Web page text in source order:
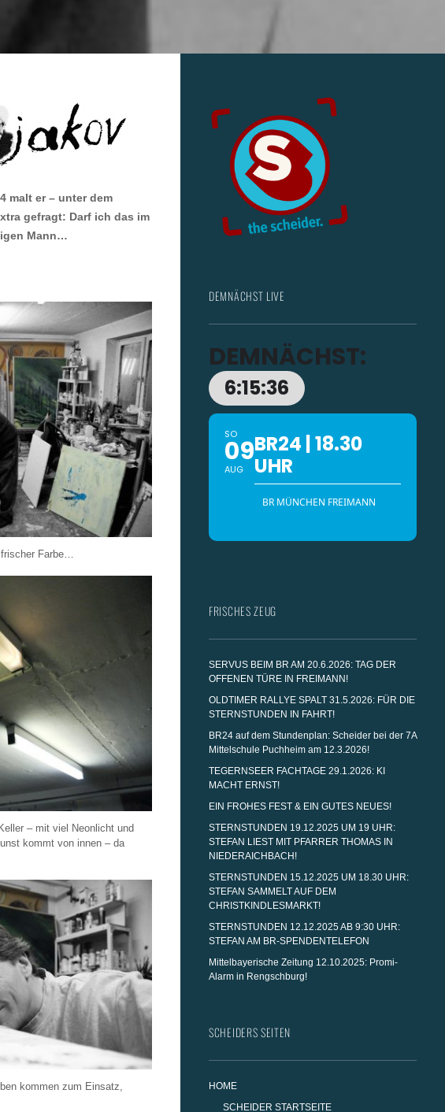
malt er – unter dem
gefragt: Darf ich das im
Mann…
frischer Farbe…
– mit viel Neonlicht und
kommt von innen – da
kommen zum Einsatz,
DEMNÄCHST LIVE
DEMNÄCHST:
6:15:34
SO
09
AUG
BR24 | 18.30
UHR
BR MÜNCHEN FREIMANN
FRISCHES ZEUG
SERVUS BEIM BR AM 20.6.2026: TAG DER
OFFENEN TÜRE IN FREIMANN!
OLDTIMER RALLYE SPALT 31.5.2026: FÜR DIE
STERNSTUNDEN IN FAHRT!
BR24 auf dem Stundenplan: Scheider bei der 7A
Mittelschule Puchheim am 12.3.2026!
TEGERNSEER FACHTAGE 29.1.2026: KI
MACHT ERNST!
EIN FROHES FEST & EIN GUTES NEUES!
STERNSTUNDEN 19.12.2025 UM 19 UHR:
STEFAN LIEST MIT PFARRER THOMAS IN
NIEDERAICHBACH!
STERNSTUNDEN 15.12.2025 UM 18.30 UHR:
STEFAN SAMMELT AUF DEM
CHRISTKINDLESMARKT!
STERNSTUNDEN 12.12.2025 AB 9:30 UHR:
STEFAN AM BR-SPENDENTELEFON
Mittelbayerische Zeitung 12.10.2025: Promi-
Alarm in Rengschburg!
SCHEIDERS SEITEN
HOME
SCHEIDER STARTSEITE